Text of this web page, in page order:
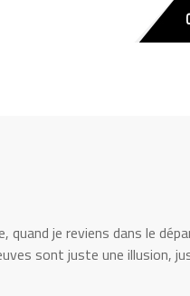
quand je reviens dans le
sont juste une illusion,